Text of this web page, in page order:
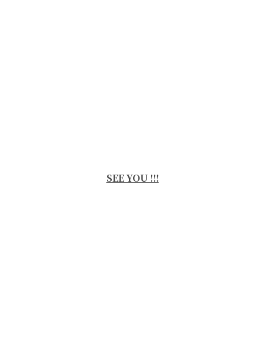
SEE YOU !!!